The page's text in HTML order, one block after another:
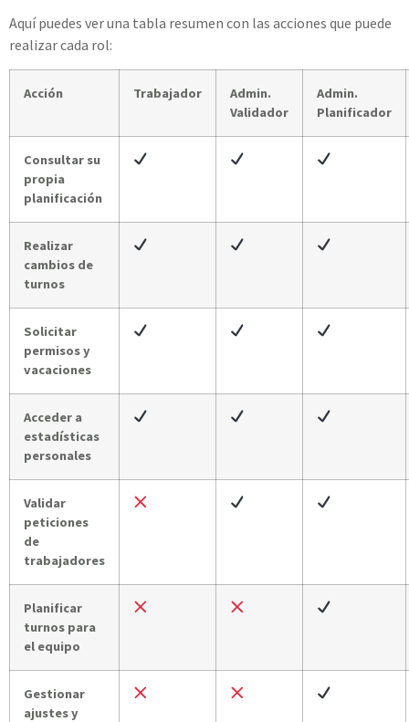
Aquí puedes ver una tabla resumen con las acciones que puede
realizar cada rol:
Acción Trabajador
Admin.
Validador
Admin.
Planificador
Consultar su
propia
planificación
Realizar
cambios de
turnos
Solicitar
permisos y
vacaciones
Acceder a
estadísticas
personales
Validar
peticiones
de
trabajadores
Planificar
turnos para
el equipo
Gestionar
ajustes y